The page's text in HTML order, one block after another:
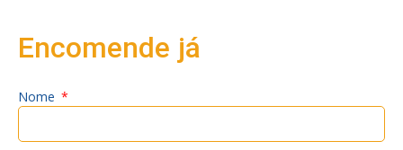
Encomende já
Nome